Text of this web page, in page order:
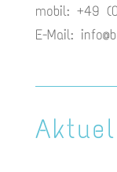
mobil: +49
E-Mail: